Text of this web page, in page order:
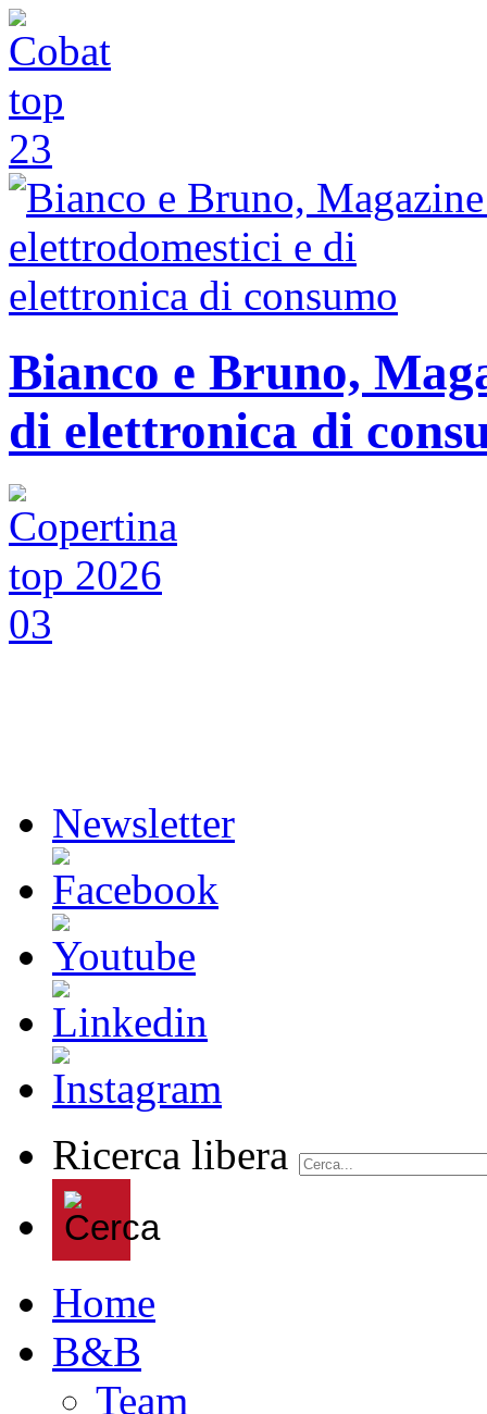
Bianco e Bruno,
di elettronica di
Newsletter
Ricerca libera
Home
B&B
Team